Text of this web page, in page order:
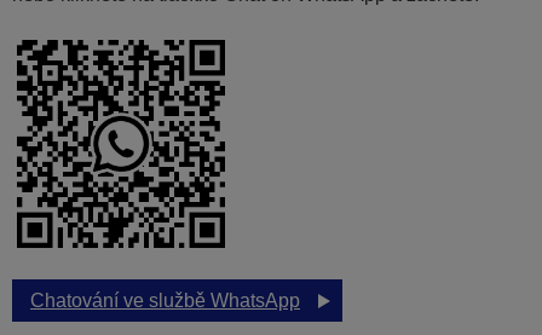
Chatování ve službě WhatsApp